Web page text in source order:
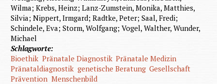
Wilma; Krebs, Heinz; Lanz-Zumstein, Monika, Matthies,
Silvia; Nippert, Irmgard; Radtke, Peter; Saal, Fredi;
Schindele, Eva; Storm, Wolfgang; Vogel, Walther, Wunder,
Michael
Schlagworte:
Bioethik Pränatale Diagnostik Pränatale Medizin
Pränataldiagnostik genetische Beratung Gesellschaft
Prävention Menschenbild